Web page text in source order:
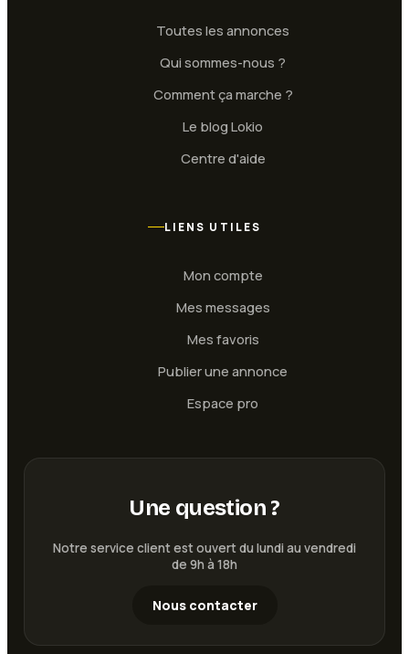
Toutes les annonces
Qui sommes-nous ?
Comment ça marche ?
Le blog Lokio
Centre d'aide
LIENS UTILES
Mon compte
Mes messages
Mes favoris
Publier une annonce
Espace pro
Une question ?
Notre service client est ouvert du lundi au vendredi
de 9h à 18h
Nous contacter